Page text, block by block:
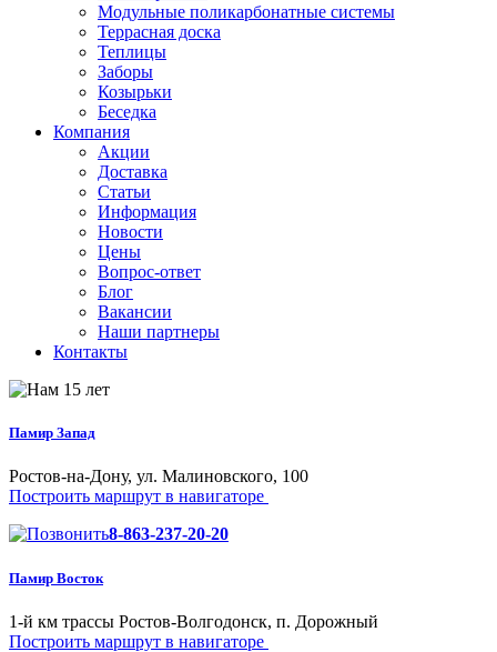
Модульные поликарбонатные системы
Террасная доска
Теплицы
Заборы
Козырьки
Беседка
Компания
Акции
Доставка
Статьи
Информация
Новости
Цены
Вопрос-ответ
Блог
Вакансии
Наши партнеры
Контакты
Памир Запад
Ростов-на-Дону, ул. Малиновского, 100
Построить маршрут в навигаторе
8-863-237-20-20
Памир Восток
1-й км трассы Ростов-Волгодонск, п. Дорожный
Построить маршрут в навигаторе